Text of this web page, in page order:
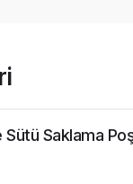
Sütü Saklama